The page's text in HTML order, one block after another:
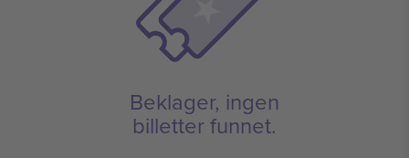
Beklager, ingen
billetter funnet.